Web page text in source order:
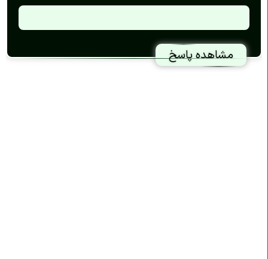
مشاهده پاسخ